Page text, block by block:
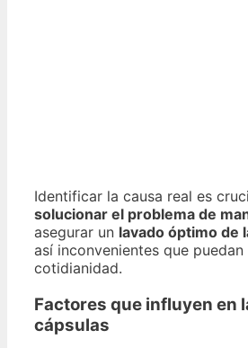
Identificar la causa real es
solucionar el problema de
asegurar un lavado óptimo de
así inconvenientes que
cotidianidad.
Factores que influyen en
cápsulas